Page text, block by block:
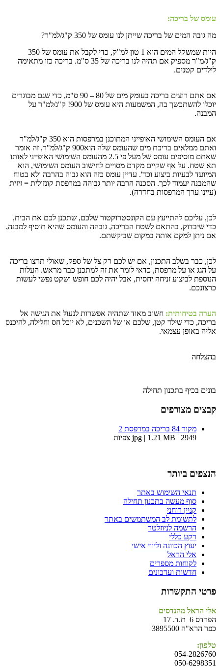
עומס של בריכה:
מה גובה המים של בריכה שייתן לנו עומס של 350 ק"ג/למ"ר?
היות שמשקל המים הוא 1 טון למ"ק, כדי לקבל את עומס של 350
ק"ג/מ"ר מספיק אם תהיה לנו בריכה של 35 ס"מ. בריכה כזו מתאימה
לילדים קטנים.
אם אתם רוצים בריכה בעומק מים של 80 – 90 ס"מ, כדי שגם מבוגרים
יוכלו להשתכשך בה, המשמעות היא עומס של 900! ק"ג/למ"ר על
המבנה.
אם העומס השימושי האופייני המתוכנן במרפסות הוא 350 ק"ג/למ"ר
ואתם ממלאים בריכת מים שהעומס שלה הוא900 ק"ג/למ"ר, זה אומר
שאתם מוסיפים עומס של מעל פי 2.5 מהעומס השימושי האופייני לאותו
תא שטח. על אף שקיים מקדם מסויים לחישוב העומס השימושי, הוא
המיועד לבעיות ביצוע וכד'. עדיין עומס כזה הוא גבוה בהרבה ולא בטוח
שהמבנה יעמוד לכך. הסכנה הרבה יותר גבוהה במרפסת קונזולית = זיזית
(עיינו ערך המרפסות בחדרה).
לכן, עליכם להתייעץ עם הקונסטרוקטור שלכם, שתכנן לכם את הבית,
כדי שיבדוק, בהתאם לשטח הבריכה, גובהה והעומס שהיא תוסיף למבנה,
אם ניתן למקם אותה במקום שביקשתם.
לכן, כבר בשלב התכנון, אם יש לכם רק צל של ספק, שאולי תרצו בריכה
על הגג או על מרפסת, כדאי לומר את זה למתכנן כבר מראש. העלות
הנוספת לביצוע זניחה יחסית, אבל יהיה לכם חופש ושקט נפשי לעשות
כרצונכם.
הערה בטיחותית: חשוב מאוד שתהיה אפשרות לנעול את הגישה אל
בריכה, כדי שילד קטן, שלכם או של השכנים, לא יוכל חס וחלילה, להיכנס
אליה באופן עצמאי.
בהצלחה
בונים בכיף בתכנון תחילה
קבצים מצורפים
מקור 84 בריכה במרפסת 2
jpg | 1.21 MB | 2949 צפיות
הנצפים ביותר
תנאי השימוש באתר
סוף מעשה בתכנון תחילה
קניין רוחני
לתשומת לב המשתמשים באתר
הרשמה לניוזלטר
רקע כללי
יעוץ הכוונה וליווי אישי
אלי הראל
לקוחות מספרים
חדשות ועדכונים
פרטי התקשרות
אלי הראל מהנדסים
הפרדס 6 ת.ד. 17
כפר הרא"ה 3895500
טלפון:
054-2826760
050-6298351